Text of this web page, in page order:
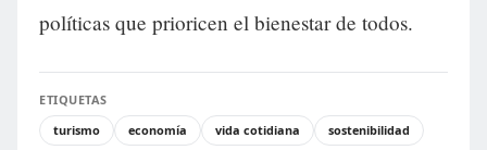
políticas que prioricen el bienestar de todos.
ETIQUETAS
turismo
economía vida cotidiana sostenibilidad